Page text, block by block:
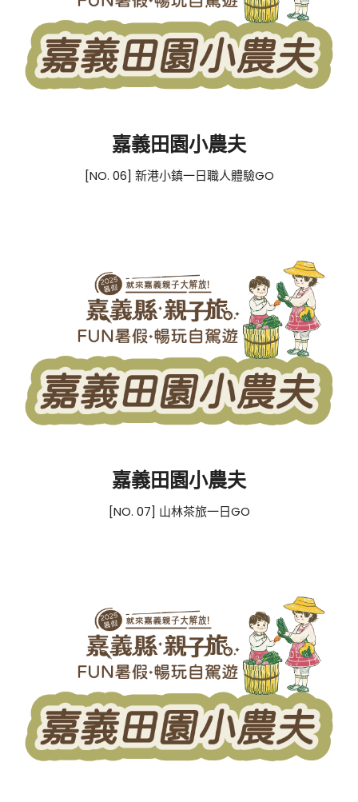
嘉義田園小農夫
[NO. 06] 新港小鎮一日職人體驗GO
嘉義田園小農夫
[NO. 07] 山林茶旅一日GO